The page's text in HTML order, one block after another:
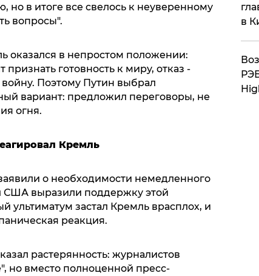
в итоге все свелось к неуверенному
вопросы".
оказался в непростом положении:
готовность к миру, отказ -
Поэтому Путин выбрал
вариант: предложил переговоры, не
огня.
Кремль
о необходимости немедленного
США выразили поддержку этой
ультиматум застал Кремль врасплох, и
реакция.
растерянность: журналистов
но вместо полноценной пресс-
в